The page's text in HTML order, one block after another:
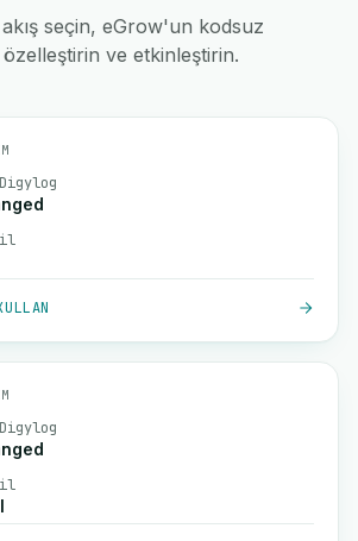
seçin, eGrow'un kodsuz
ve etkinleştirin.